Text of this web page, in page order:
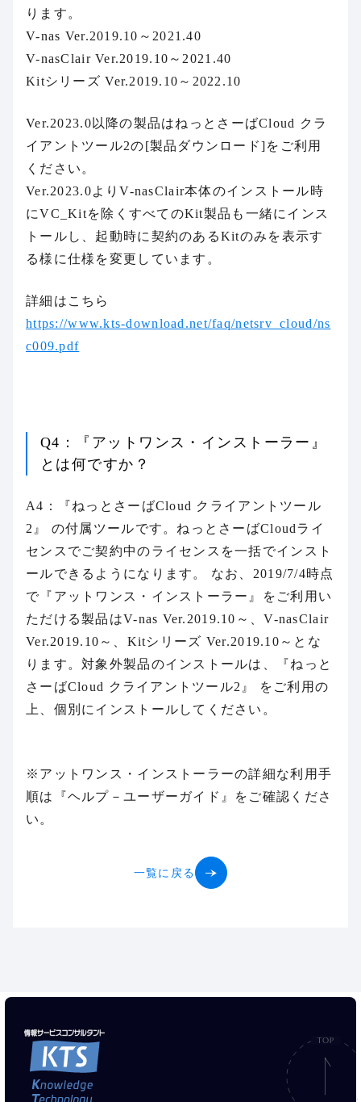
ります。
V-nas Ver.2019.10～2021.40
V-nasClair Ver.2019.10～2021.40
Kitシリーズ Ver.2019.10～2022.10
Ver.2023.0以降の製品はねっとさーばCloud クラ
イアントツール2の[製品ダウンロード]をご利用
ください。
Ver.2023.0よりV-nasClair本体のインストール時
にVC_Kitを除くすべてのKit製品も一緒にインス
トールし、起動時に契約のあるKitのみを表示す
る様に仕様を変更しています。
詳細はこちら
https://www.kts-download.net/faq/netsrv_cloud/ns
c009.pdf
Q4：『アットワンス・インストーラー』
とは何ですか？
A4：『ねっとさーばCloud クライアントツール
2』 の付属ツールです。ねっとさーばCloudライ
センスでご契約中のライセンスを一括でインスト
ールできるようになります。 なお、2019/7/4時点
で『アットワンス・インストーラー』をご利用い
ただける製品はV-nas Ver.2019.10～、V-nasClair
Ver.2019.10～、Kitシリーズ Ver.2019.10～とな
ります。対象外製品のインストールは、『ねっと
さーばCloud クライアントツール2』 をご利用の
上、個別にインストールしてください。
※アットワンス・インストーラーの詳細な利用手
順は『ヘルプ－ユーザーガイド』をご確認くださ
い。
一覧に戻る